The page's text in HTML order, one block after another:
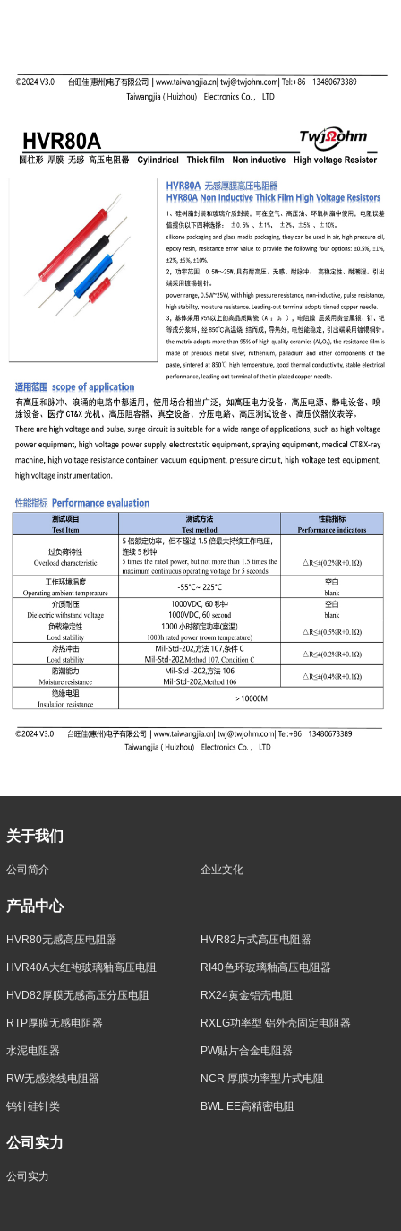
关于我们
公司简介 企业文化
产品中心
HVR80无感高压电阻器 HVR82片式高压电阻器
HVR40A大红袍玻璃釉高压电阻 RI40色环玻璃釉高压电阻器
HVD82厚膜无感高压分压电阻 RX24黄金铝壳电阻
RTP厚膜无感电阻器 RXLG功率型 铝外壳固定电阻器
水泥电阻器 PW贴片合金电阻器
RW无感绕线电阻器 NCR 厚膜功率型片式电阻
钨针硅针类 BWL EE高精密电阻
公司实力
公司实力